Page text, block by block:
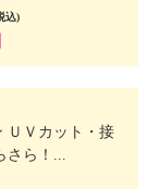
込)
ＵＶカット・接
ら！...